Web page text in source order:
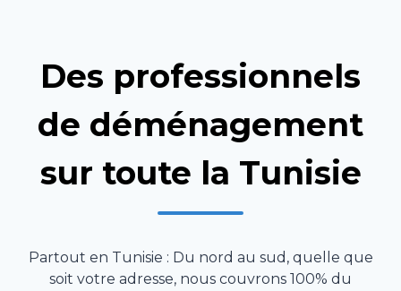
Des professionnels
de déménagement
sur toute la Tunisie
Partout en Tunisie : Du nord au sud, quelle que
soit votre adresse, nous couvrons 100% du